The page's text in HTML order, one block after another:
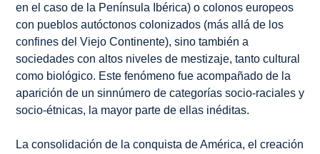
en el caso de la Península Ibérica) o colonos europeos
con pueblos autóctonos colonizados (más allá de los
confines del Viejo Continente), sino también a
sociedades con altos niveles de mestizaje, tanto cultural
como biológico. Este fenómeno fue acompañado de la
aparición de un sinnúmero de categorías socio-raciales y
socio-étnicas, la mayor parte de ellas inéditas.
La consolidación de la conquista de América, el creación